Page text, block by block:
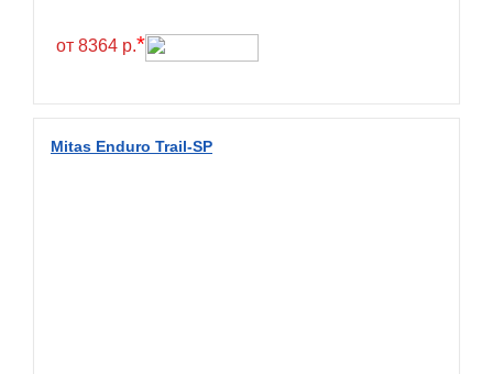
от 8364 р.*
Mitas Enduro Trail-SP